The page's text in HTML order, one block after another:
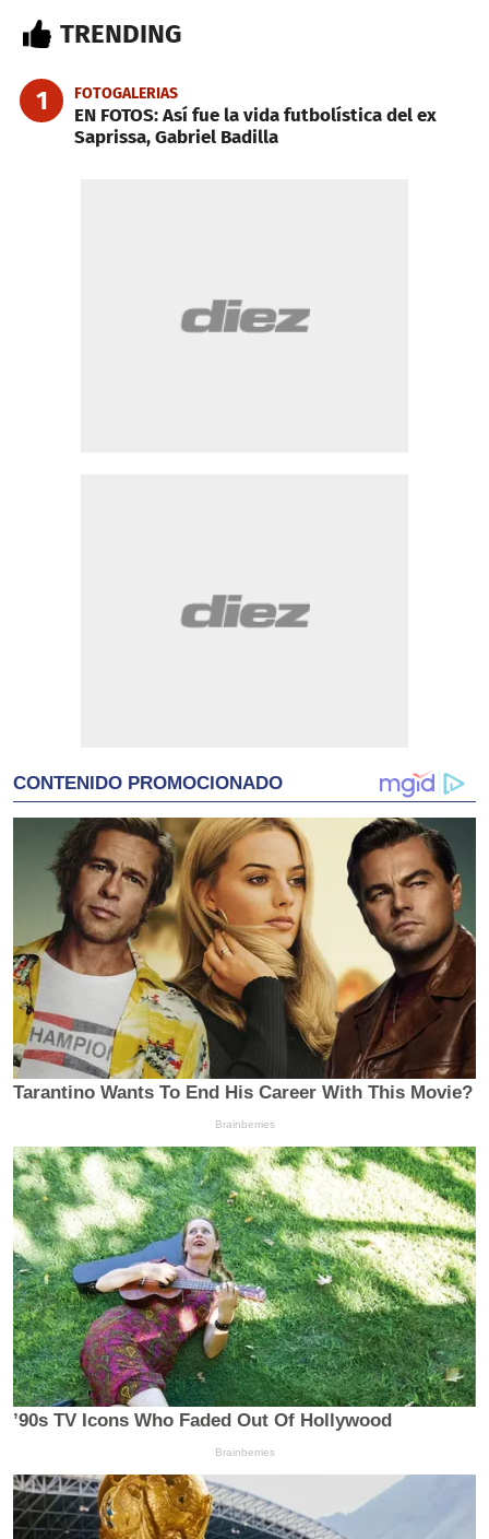
TRENDING
1 FOTOGALERIAS
EN FOTOS: Así fue la vida futbolística del ex
Saprissa, Gabriel Badilla